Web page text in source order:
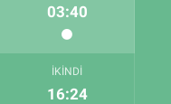
03:40
İKINDI
16:24